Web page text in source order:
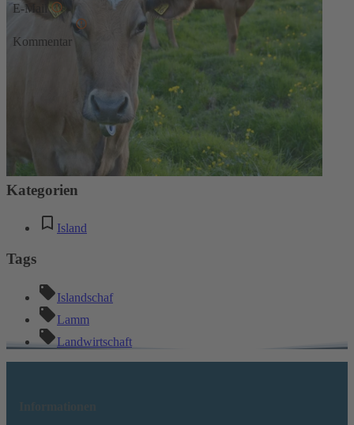
E-Mail
Kommentar
* Diese Felder sind erforderlich
Keine Kommentare
Kategorien
Island
Tags
Islandschaf
Lamm
Landwirtschaft